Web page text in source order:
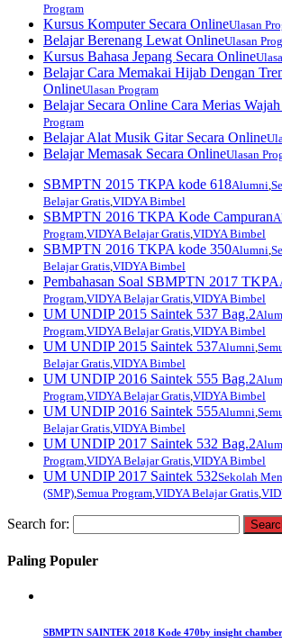
Program
Kursus Komputer Secara OnlineUlasan
Belajar Berenang Lewat OnlineUlasan
Kursus Bahasa Jepang Secara Online
Belajar Cara Memakai Hijab Dengan
OnlineUlasan Program
Belajar Secara Online Cara Merias
Program
Belajar Alat Musik Gitar Secara Online
Belajar Memasak Secara OnlineUlasan
SBMPTN 2015 TKPA kode 618Alumni
Belajar Gratis VIDYA Bimbel
SBMPTN 2016 TKPA Kode Campuran
Program VIDYA Belajar Gratis VIDYA Bimbel
SBMPTN 2016 TKPA kode 350Alumni
Belajar Gratis VIDYA Bimbel
Pembahasan Soal SBMPTN 2017 TKPA
Program VIDYA Belajar Gratis VIDYA Bimbel
UM UNDIP 2015 Saintek 537 Bag.2
Program VIDYA Belajar Gratis VIDYA Bimbel
UM UNDIP 2015 Saintek 537Alumni
Belajar Gratis VIDYA Bimbel
UM UNDIP 2016 Saintek 555 Bag.2
Program VIDYA Belajar Gratis VIDYA Bimbel
UM UNDIP 2016 Saintek 555Alumni
Belajar Gratis VIDYA Bimbel
UM UNDIP 2017 Saintek 532 Bag.2
Program VIDYA Belajar Gratis VIDYA Bimbel
UM UNDIP 2017 Saintek 532Sekolah
(SMP) Semua Program VIDYA Belajar Gratis
Search for:
Paling Populer
SBMPTN SAINTEK 2018 Kode 470by insight chamber